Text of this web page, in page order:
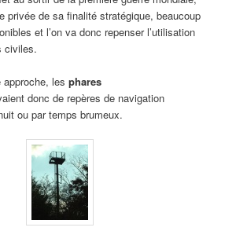
privée de sa finalité stratégique, beaucoup
et l’on va donc repenser l’utilisation
civiles.
approche, lesphares
donc de repères de navigation
ou par temps brumeux.